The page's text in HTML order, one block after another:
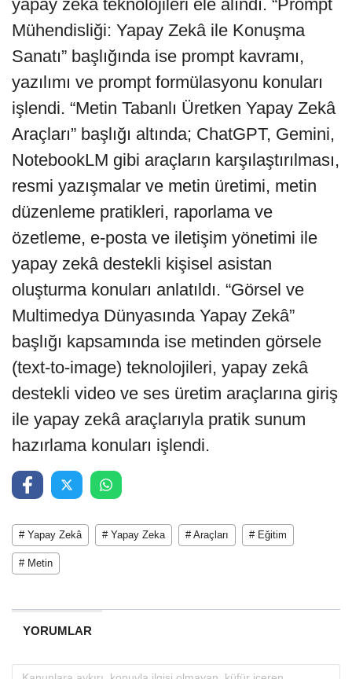
yapay zekâ teknolojileri ele alındı. “Prompt
Mühendisliği: Yapay Zekâ ile Konuşma
Sanatı” başlığında ise prompt kavramı,
yazılımı ve prompt formülasyonu konuları
işlendi. “Metin Tabanlı Üretken Yapay Zekâ
Araçları” başlığı altında; ChatGPT, Gemini,
NotebookLM gibi araçların karşılaştırılması,
resmi yazışmalar ve metin üretimi, metin
düzenleme pratikleri, raporlama ve
özetleme, e-posta ve iletişim yönetimi ile
yapay zekâ destekli kişisel asistan
oluşturma konuları anlatıldı. “Görsel ve
Multimedya Dünyasında Yapay Zekâ”
başlığı kapsamında ise metinden görsele
(text-to-image) teknolojileri, yapay zekâ
destekli video ve ses üretim araçlarına giriş
ile yapay zekâ araçlarıyla pratik sunum
hazırlama konuları işlendi.
# Yapay Zekâ # Yapay Zeka # Araçları # Eğitim
# Metin
YORUMLAR